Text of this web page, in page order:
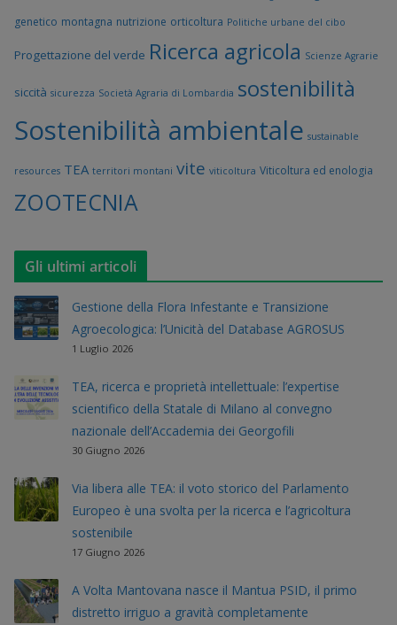
genetico montagna nutrizione orticoltura Politiche urbane del cibo
Progettazione del verde Ricerca agricola Scienze Agrarie
siccità sicurezza Società Agraria di Lombardia sostenibilità
Sostenibilità ambientale sustainable
resources TEA territori montani vite viticoltura Viticoltura ed enologia
ZOOTECNIA
Gli ultimi articoli
Gestione della Flora Infestante e Transizione
Agroecologica: l’Unicità del Database AGROSUS
1 Luglio 2026
TEA, ricerca e proprietà intellettuale: l’expertise
scientifico della Statale di Milano al convegno
nazionale dell’Accademia dei Georgofili
30 Giugno 2026
Via libera alle TEA: il voto storico del Parlamento
Europeo è una svolta per la ricerca e l’agricoltura
sostenibile
17 Giugno 2026
A Volta Mantovana nasce il Mantua PSID, il primo
distretto irriguo a gravità completamente